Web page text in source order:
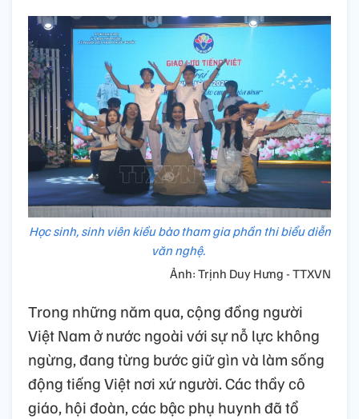
Học sinh, sinh viên kiều bào tham gia phần thi biểu diễn
văn nghệ.
Ảnh: Trịnh Duy Hưng - TTXVN
Trong những năm qua, cộng đồng người
Việt Nam ở nước ngoài với sự nỗ lực không
ngừng, đang từng bước giữ gìn và làm sống
động tiếng Việt nơi xứ người. Các thầy cô
giáo, hội đoàn, các bậc phụ huynh đã tổ